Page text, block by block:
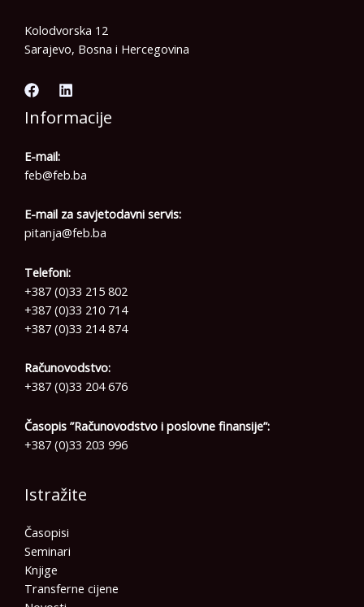
Kolodvorska 12
Sarajevo, Bosna i Hercegovina
Informacije
E-mail:
feb@feb.ba
E-mail za savjetodavni servis:
pitanja@feb.ba
Telefoni:
+387 (0)33 215 802
+387 (0)33 210 714
+387 (0)33 214 874
Računovodstvo:
+387 (0)33 204 676
Časopis ”Računovodstvo i poslovne finansije”:
+387 (0)33 203 996
Istražite
Časopisi
Seminari
Knjige
Transferne cijene